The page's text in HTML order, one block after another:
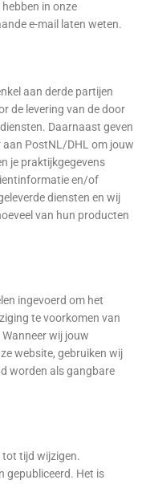
in onze
e-mail laten weten.
aan derde partijen
de levering van de door
Daarnaast geven
PostNL/DHL om jouw
je praktijkgegevens
en/of
diensten en wij
van hun producten
ingevoerd om het
te voorkomen van
wij jouw
website, gebruiken wij
worden als gangbare
tijd wijzigen.
gepubliceerd. Het is